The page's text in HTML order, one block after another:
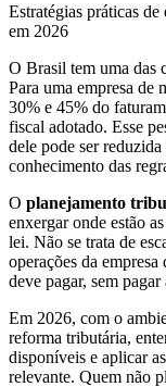
Estratégias práticas
em 2026
O Brasil tem uma das
Para uma empresa de
30% e 45% do
fiscal adotado. Esse
dele pode ser
conhecimento das
O planejamento
enxergar onde estão
lei. Não se trata de
operações da
deve pagar, sem
Em 2026, com o
reforma tributária,
disponíveis e aplicar
relevante. Quem não